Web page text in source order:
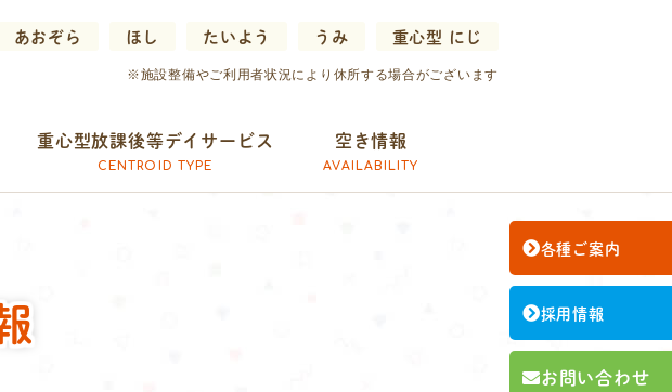
あおぞら ほし たいよう うみ 重心型 にじ
※施設整備やご利用者状況により休所する場合がございます
重心型放課後等デイサービス
CENTROID TYPE
空き情報
AVAILABILITY
各種ご案内
採用情報
お問い合わせ